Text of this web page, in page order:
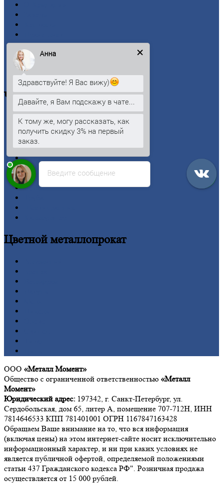
Новости
Личныйкабинет
Оформление
Оплата
Черныйметаллопрокат
Арматура
Двутавроваябалка (двутавр)
Квадрат
Кругстальной
Лист
Проволока
Рельсы
Сетка
Цветнойметаллопрокат
ООО «Металл Момент»
Общество с ограниченной ответственностью «Металл
Момент»
Юридический адрес: 197342, г. Санкт-Петербург, ул.
Сердобольская, дом 65, литер А, помещение 707-712Н, ИНН
7814646533 КПП 781401001 ОГРН 1167847163428
Обращаем Ваше внимание на то, что вся информация
(включая цены) на этом интернет-сайте носит исключительно
информационный характер, и ни при каких условиях не
является публичной офертой, определяемой положениями
статьи 437 Гражданского кодекса РФ". Розничная продажа
осуществляется от 15 000 рублей.
Введите сообщение
Анна
Здравствуйте! Я Вас вижу)
Давайте, я Вам подскажу в чате...
К тому же, могу рассказать, как
получить скидку 3% на первый
заказ.